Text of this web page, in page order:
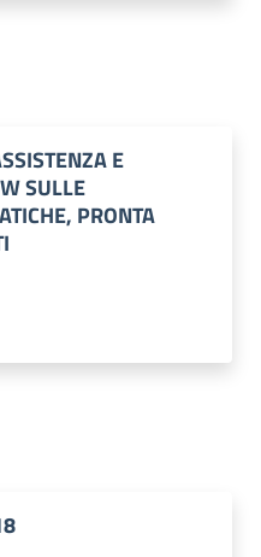
E
SULLE
PRONTA